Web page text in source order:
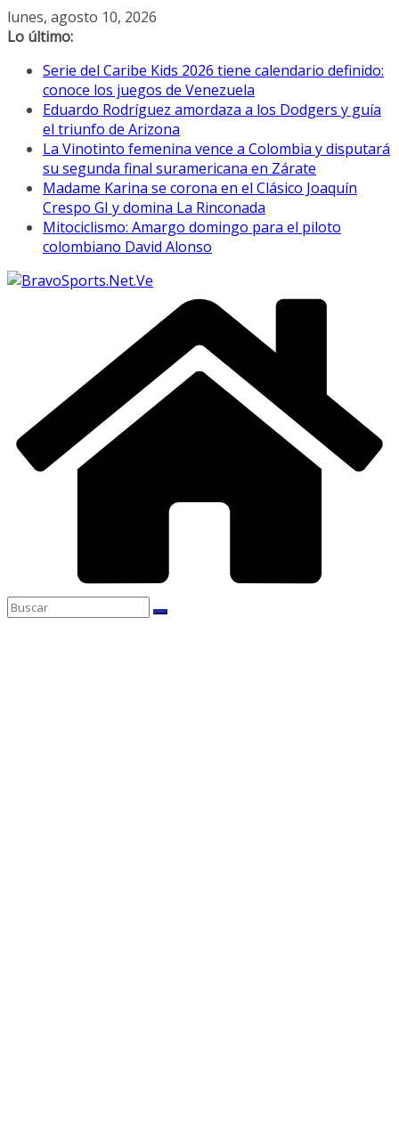
Saltar
al
lunes, agosto 10, 2026
Lo último:
Serie del Caribe Kids 2026 tiene calendario definido:
conoce los juegos de Venezuela
Eduardo Rodríguez amordaza a los Dodgers y guía
el triunfo de Arizona
La Vinotinto femenina vence a Colombia y disputará
su segunda final suramericana en Zárate
Madame Karina se corona en el Clásico Joaquín
Crespo GI y domina La Rinconada
Mitociclismo: Amargo domingo para el piloto
colombiano David Alonso